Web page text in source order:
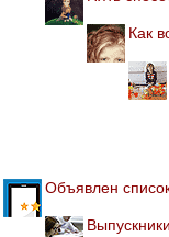
Как
Объявлен